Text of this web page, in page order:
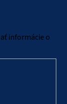
informácie o